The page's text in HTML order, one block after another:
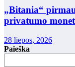
„Bitania“
privatumo
28 liepos, 2026
Paieška